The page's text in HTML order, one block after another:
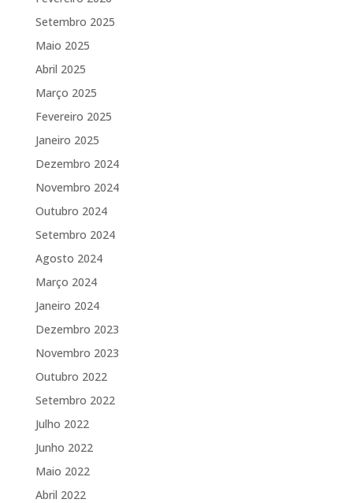
Setembro 2025
Maio 2025
Abril 2025
Março 2025
Fevereiro 2025
Janeiro 2025
Dezembro 2024
Novembro 2024
Outubro 2024
Setembro 2024
Agosto 2024
Março 2024
Janeiro 2024
Dezembro 2023
Novembro 2023
Outubro 2022
Setembro 2022
Julho 2022
Junho 2022
Maio 2022
Abril 2022